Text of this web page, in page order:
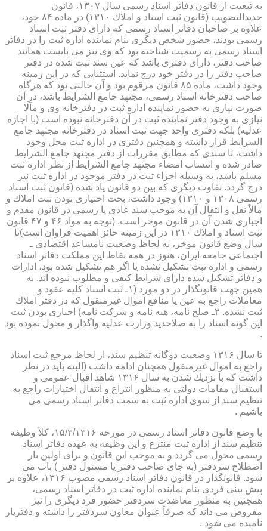
به تبعیت از قانون دفاتر اسناد رسمی سال ۱۳۰۷، قانون
جدیدالتصویب (قانون ثبت اسناد و املاك ۱۳۱۰) در ماده ۸۴ خود،
علاوه بر صاحبان دفاتر اسناد رسمی كه دارای دفتر ثبت اسناد
رسمی بودند، حضور شخص دیگری بنام نماینده اداره ثبت را در دفاتر
اسناد رسمی به رسمیت شناخته بود كه وی نیز می بایست همانند
صاحب دفتر، دارای دفتری باشد كه عین سند ثبت شده در دفتر
صاحب دفتر را در دفتر خود درج نماید. استثنایی كه در این زمینه
وجود داشت، ماده ۸۵ قانون مرقوم بود و آن حالتی بود كه هرگاه
صاحب دفترخانه اسناد رسمی، مجتهد جامع الشرایط باشد، در آن
صورت نیازی به حضور نماینده اداره ثبت در دفترخانه وی و مآلا
نیازی به وجود دفتر نماینده ثبت در آن دفترخانه نبوده است (با اجازه
عدلیه) بلكه دفتری واحد جهت ثبت اسناد در دفترخانه مجتهد جامع
الشرایط قرار داشته و همچنین دفتری در اداره ثبت محل وجود
داشت، تا سندی كه مطابق مقررات از دفتر مجتهد جامع الشرایط
صادر شده و انتساب امضاء مجتهد جامع الشرایط از نظر اداره ثبت
مسلم باشد، به وسیله اجزاء ثبت در دفتر موجود در اداره ثبت نیز
درج گردد. تفاوت دیگری كه بین دو قانون یاد شده (قانون ثبت اسناد
رسمی ۱۳۰۸ و ۱۳۱۰) وجود داشت، بحث اختیاری بودن ثبت املاك و
مالاً نقل و انتقال آن به موجب سند عادی یا رسمی در قانون مقدم و
اجباری شدن آن در قانون موخر است. (توجه به مواد ۴۶ و ۴۷ قانون
ثبت اسناد و املاك ۱۳۱۰ در این زمینه حائز اهمیت فراوان است)تا
سال وضع قانون موخر، به لحاظ وضعیت نامساعد اقتصادی ـ
اجتماعی جامعه ایران، هنوز در همه نقاط این مملكت دفاتر اسناد
رسمی و اداره ثبت تشكیل نشده یا اگر هم تشكیل شده بود، ادارات
و دفاتر تشكیل شده دارای شرایط كیفی و مطلوب نبوده اند. به
همین جهت قانونگذار در دو مورد (۱ـ ثبت اسناد كلیه عقود و
معاملات راجع به عین یا منافع اموال غیرمنقول كه در دفتر املاك
ثبت نشده. ۲ـ صلح نامه، هبه نامه و شركت نامه) اجباری بودن ثبت
این گونه اسناد را به صلاحدید وزارت عدلیه واگذار و محول نموده بود
.
تا سال ۱۳۱۶ وضعیت دوگانه تنظیم سند، از لحاظ مرجع ثبت اسناد
راجع به اموال غیرمنقول همچنان ادامه داشت (البته باید در نظر
داشت كه با نزدیك شدن به سال ۱۳۱۶ شاهد اقبال عمومی و
استقبال مقامات دولتی به منظور انتزاع و انتقال اختیارات راجع به
تنظیم سند از سوی اداره ثبت به سمت دفاتر اسناد رسمی می
باشیم .
با وضع قانون دفاتر اسناد رسمی در مورخه ۱۵/۳/۱۳۱۶، كلاً وظیفه
تنظیم سند از اداره ثبت منتزع و این وظیفه به عهده دفاتر اسناد
رسمی محول می گردد و به موجب این قانون و برای اولین بار
اصطلاح سردفتر (به جای صاحب دفتر یا مسئول دفتر ) باب می
شود. قانونگذار در قانون دفاتر اسناد رسمی مصوب ۱۳۱۶، علاوه بر
پیش بینی فردی بنام نماینده اداره ثبت در دفاتر اسناد رسمی،
همچنین به منظور معاضدت سردفتر حضور فرد دیگری را نیز
مفروض می داند كه صرفاً عنوان معاون سردفتر را داشته و دفتریار
نامیده می شود .